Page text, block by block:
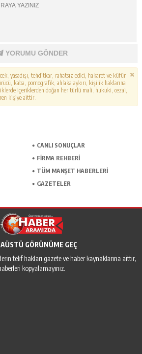
YORUMU GÖNDER
yasadışı, tehditkar, rahatsız edici, hakaret ve küfür
kaba, pornografik, ahlaka aykırı, kişilik haklarına
içeriklerden doğan her türlü mali, hukuki, cezai,
kişiye aittir.
CANLI SONUÇLAR
FİRMA REHBERİ
TÜM MANŞET HABERLERİ
GAZETELER
GÖRÜNÜME GEÇ
telif hakları gazete ve haber kaynaklarına aittir,
kopyalamayınız.